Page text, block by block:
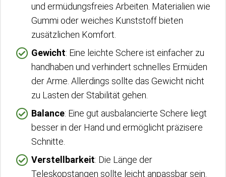
und ermüdungsfreies Arbeiten. Materialien wie
Gummi oder weiches Kunststoff bieten
zusätzlichen Komfort.
Gewicht: Eine leichte Schere ist einfacher zu
handhaben und verhindert schnelles Ermüden
der Arme. Allerdings sollte das Gewicht nicht
zu Lasten der Stabilität gehen.
Balance: Eine gut ausbalancierte Schere liegt
besser in der Hand und ermöglicht präzisere
Schnitte.
Verstellbarkeit: Die Länge der
Teleskopstangen sollte leicht anpassbar sein.